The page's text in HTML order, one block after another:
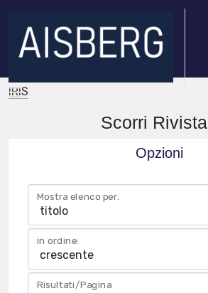
IRIS
Scorri Rivista
Opzioni
Mostra elenco per:
in ordine:
Risultati/Pagina